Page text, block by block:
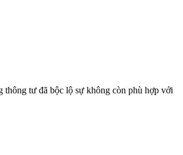
thông tư đã bộc lộ sự không còn phù hợp với